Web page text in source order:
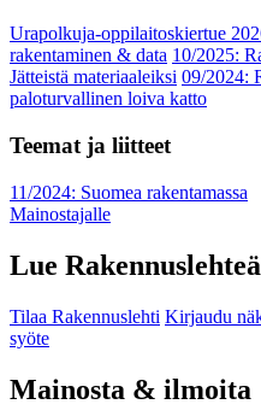
Urapolkuja-oppilaitoskiertue
rakentaminen & data 10/2025:
Jätteistä materiaaleiksi 09/2024:
paloturvallinen loiva katto
Teemat ja liitteet
11/2024: Suomea rakentamassa
Mainostajalle
Lue Rakennuslehteä
Tilaa Rakennuslehti Kirjaudu
syöte
Mainosta & ilmoita